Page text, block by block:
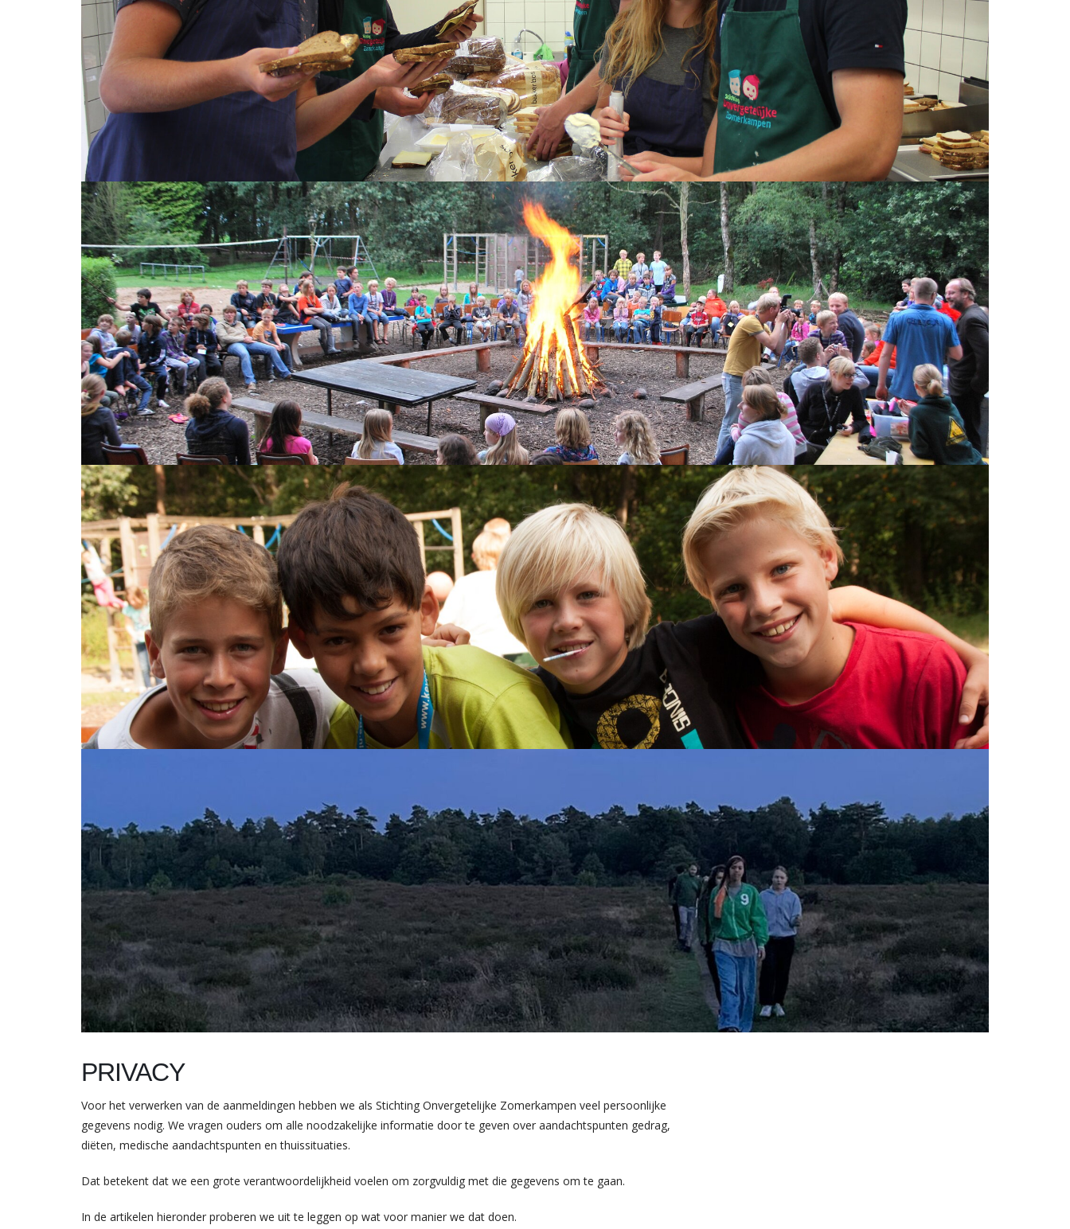
PRIVACY
Voor het verwerken van de aanmeldingen hebben we als Stichting Onvergetelijke Zomerkampen veel persoonlijke
gegevens nodig. We vragen ouders om alle noodzakelijke informatie door te geven over aandachtspunten gedrag,
diëten, medische aandachtspunten en thuissituaties.
Dat betekent dat we een grote verantwoordelijkheid voelen om zorgvuldig met die gegevens om te gaan.
In de artikelen hieronder proberen we uit te leggen op wat voor manier we dat doen.